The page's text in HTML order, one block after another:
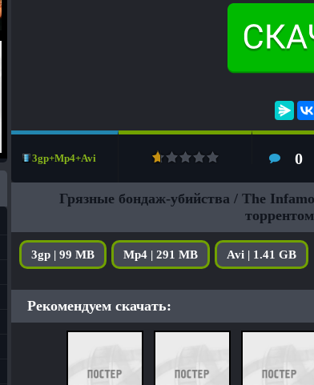
3gp+Mp4+Avi 0
Грязные бондаж-убийства / The
торрентом
3gp | 99 MB Mp4 | 291 MB Avi | 1.41 GB
Рекомендуем скачать: